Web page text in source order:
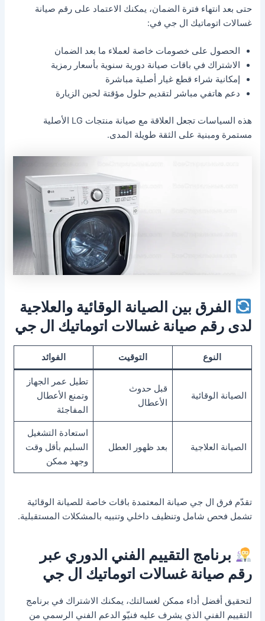
حتى بعد انتهاء فترة الضمان، يمكنك الاعتماد على رقم صيانة
غسالات اتوماتيك ال جي في:
الحصول على خصومات خاصة لعملاء ما بعد الضمان
الاشتراك في باقات صيانة دورية سنوية بأسعار رمزية
إمكانية شراء قطع غيار أصلية مباشرة
دعم هاتفي مباشر لتقديم حلول مؤقتة لحين الزيارة
هذه السياسات تجعل العلاقة مع صيانة منتجات LG الأصلية
مستمرة ومبنية على الثقة طويلة المدى.
الفرق بين الصيانة الوقائية والعلاجية
لدى رقم صيانة غسالات اتوماتيك ال جي
النوع التوقيت الفوائد
الصيانة الوقائية
قبل حدوث
الأعطال
تطيل عمر الجهاز
وتمنع الأعطال
المفاجئة
الصيانة العلاجية بعد ظهور العطل
استعادة التشغيل
السليم بأقل وقت
وجهد ممكن
تقدّم فرق ال جي صيانة المعتمدة باقات خاصة للصيانة الوقائية
تشمل فحص شامل وتنظيف داخلي وتنبيه بالمشكلات المستقبلية.
برنامج التقييم الفني الدوري عبر
رقم صيانة غسالات اتوماتيك ال جي
لتحقيق أفضل أداء ممكن لغسالتك، يمكنك الاشتراك في برنامج
التقييم الفني الذي يشرف عليه فنيّو الدعم الفني الرسمي من